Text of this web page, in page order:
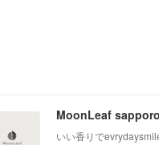
いい香りで